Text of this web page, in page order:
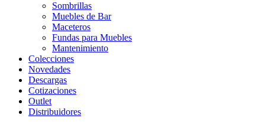
Sombrillas
Muebles de Bar
Maceteros
Fundas para Muebles
Mantenimiento
Colecciones
Novedades
Descargas
Cotizaciones
Outlet
Distribuidores